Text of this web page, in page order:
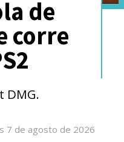
de
corre
DMG.
7 de agosto de 2026